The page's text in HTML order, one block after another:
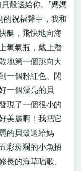
殼送給你。”媽媽
的祝福聲中，我和
艇，飛快地向海
氧氣瓶，戴上潛
地第一個跳向大
一個粉紅色、閃
一個漂亮的貝
現了一個很小的
美麗啊！我把它
的貝殼送給媽
彩斑斕的小魚招
長的海草唱歌、